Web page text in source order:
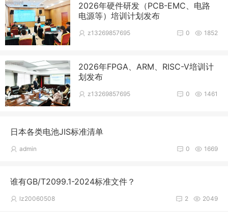
2026年硬件研发（PCB-EMC、电路
电源等）培训计划发布
1852
0
z13269857695
2026年FPGA、ARM、RISC-V培训计
划发布
1461
0
z13269857695
日本各类电池JIS标准清单
1669
0
admin
谁有GB/T2099.1-2024标准文件？
2049
2
lz20060508